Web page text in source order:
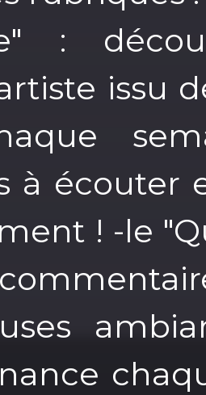
:
issu
à écouter
! -le